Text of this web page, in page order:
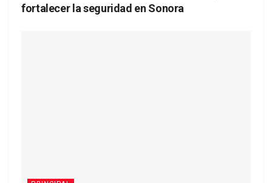
fortalecer la seguridad en Sonora